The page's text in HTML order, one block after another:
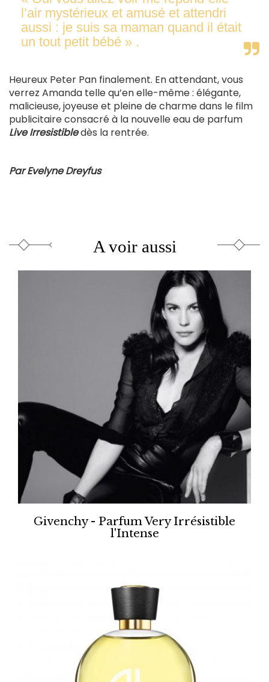
l’air mystérieux et amusé et attendri
aussi : je suis sa maman quand il était
un tout petit bébé » .
Heureux Peter Pan finalement. En attendant, vous
verrez Amanda telle qu’en elle-même : élégante,
malicieuse, joyeuse et pleine de charme dans le film
publicitaire consacré à la nouvelle eau de parfum
Live Irresistibledès la rentrée.
Par Evelyne Dreyfus
A voir aussi
Givenchy - Parfum Very Irrésistible
l'Intense